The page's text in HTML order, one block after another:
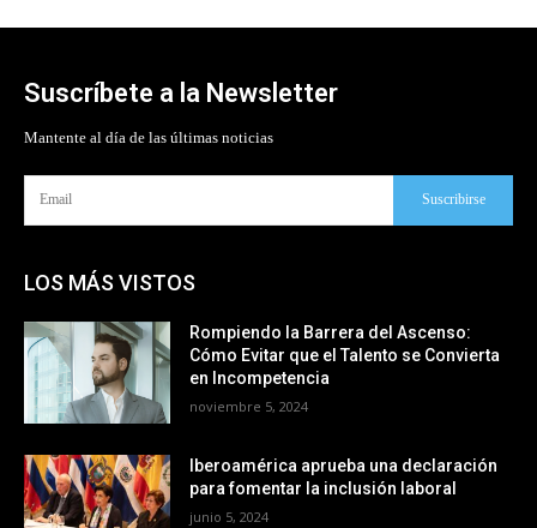
Suscríbete a la Newsletter
Mantente al día de las últimas noticias
Suscribirse
LOS MÁS VISTOS
Rompiendo la Barrera del Ascenso:
Cómo Evitar que el Talento se Convierta
en Incompetencia
noviembre 5, 2024
Iberoamérica aprueba una declaración
para fomentar la inclusión laboral
junio 5, 2024